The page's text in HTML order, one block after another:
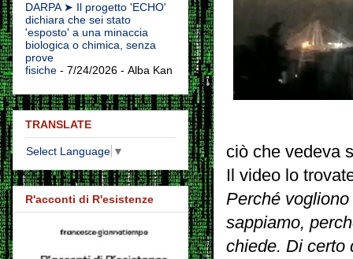
ciò che vedeva
Il video lo
Perché
sappiamo,
chiede. Di certo
DARPA ➤ Il progetto 'ECHO'
dichiara che sei stato
'esposto' a una minaccia
biologica o chimica, senza
prove
fisiche - 7/24/2026 - Alba Kan
TRANSLATE
Select Language ▼
R'acconti di R'esistenze